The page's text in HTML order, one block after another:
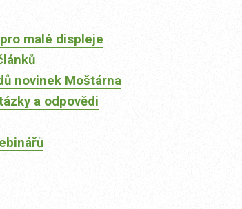
malé displeje
novinek Moštárna
a odpovědi